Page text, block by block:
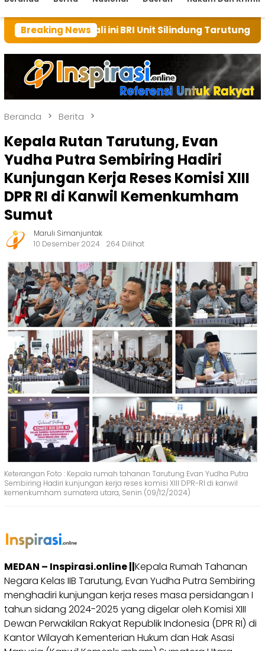
Breaking News
ini BRI Unit Silindung Tarutung Ingatkan Kebaikan
Beranda Berita
Kepala Rutan Tarutung, Evan
Yudha Putra Sembiring Hadiri
Kunjungan Kerja Reses Komisi XIII
DPR RI di Kanwil Kemenkumham
Sumut
Maruli Simanjuntak
10 Desember 2024
264 Dilihat
Keterangan Foto : Kepala rumah tahanan Tarutung Evan Yudha Putra
Sembiring Hadiri kunjungan kerja reses komisi XIII DPR-RI di kanwil
kemenkumham sumatera utara, Senin (09/12/2024)
MEDAN – Inspirasi.online ||Kepala Rumah Tahanan
Negara Kelas IIB Tarutung, Evan Yudha Putra Sembiring
menghadiri kunjungan kerja reses masa persidangan I
tahun sidang 2024-2025 yang digelar oleh Komisi XIII
Dewan Perwakilan Rakyat Republik Indonesia (DPR RI) di
Kantor Wilayah Kementerian Hukum dan Hak Asasi